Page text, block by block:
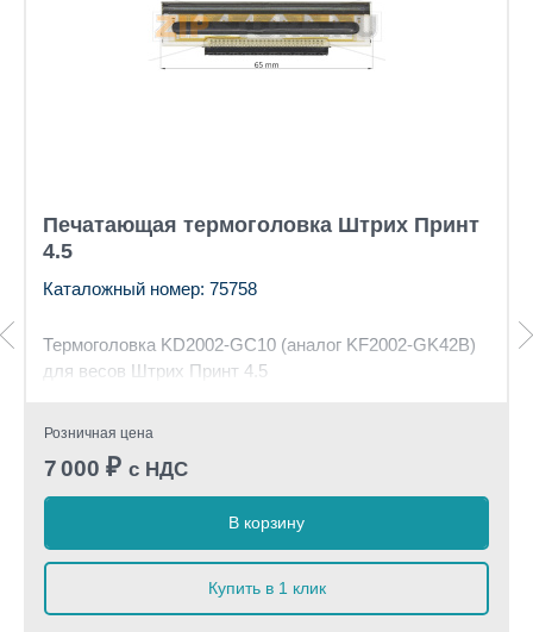
Печатающая термоголовка Штрих Принт
4.5
Каталожный номер: 75758
Термоголовка KD2002-GC10 (аналог KF2002-GK42B)
для весов Штрих Принт 4.5
Розничная цена
7 000 ₽ с НДС
В корзину
Купить в 1 клик